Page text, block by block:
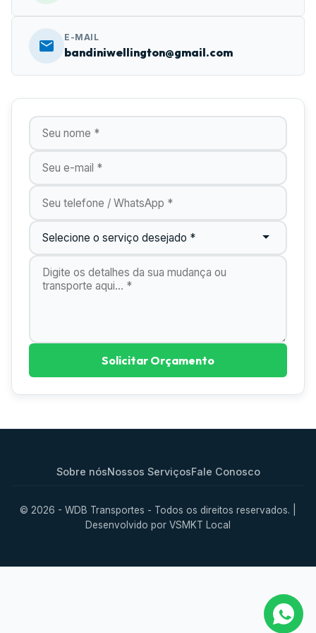
E-MAIL
bandiniwellington@gmail.com
Nome
E-mail
Telefone
Tipo de Serviço
Digite os detalhes do seu orçamento aqui...
Solicitar Orçamento
Sobre nósNossos ServiçosFale Conosco
© 2026 - WDB Transportes - Todos os direitos reservados. |
Desenvolvido por VSMKT Local